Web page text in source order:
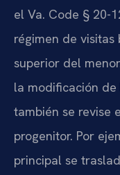
el Va. Code § 20-
régimen de visitas
superior del
la modificación
también se revise
progenitor. Por
principal se